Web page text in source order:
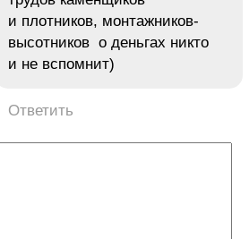
и плотников, монтажников-
высотников о деньгах никто
и не вспомнит)
Ответить